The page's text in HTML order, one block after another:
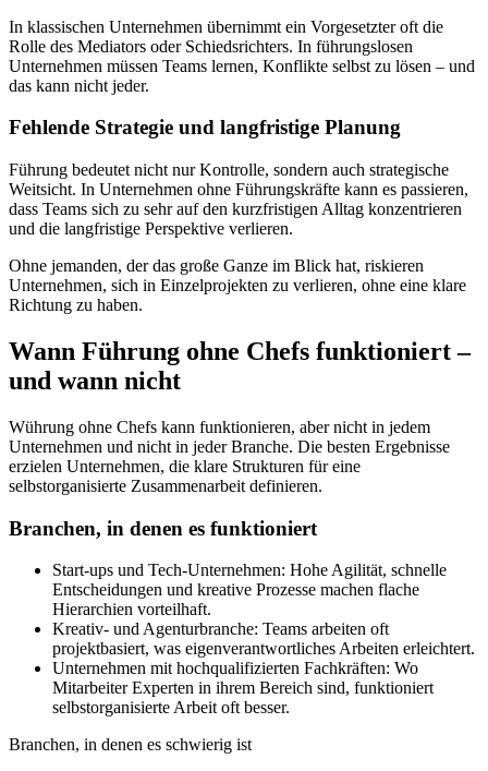
In klassischen Unternehmen übernimmt ein Vorgesetzter oft die
Rolle des Mediators oder Schiedsrichters. In führungslosen
Unternehmen müssen Teams lernen, Konflikte selbst zu lösen – und
das kann nicht jeder.
Fehlende Strategie und langfristige Planung
Führung bedeutet nicht nur Kontrolle, sondern auch strategische
Weitsicht. In Unternehmen ohne Führungskräfte kann es passieren,
dass Teams sich zu sehr auf den kurzfristigen Alltag konzentrieren
und die langfristige Perspektive verlieren.
Ohne jemanden, der das große Ganze im Blick hat, riskieren
Unternehmen, sich in Einzelprojekten zu verlieren, ohne eine klare
Richtung zu haben.
Wann Führung ohne Chefs funktioniert –
und wann nicht
Wührung ohne Chefs kann funktionieren, aber nicht in jedem
Unternehmen und nicht in jeder Branche. Die besten Ergebnisse
erzielen Unternehmen, die klare Strukturen für eine
selbstorganisierte Zusammenarbeit definieren.
Branchen, in denen es funktioniert
Start-ups und Tech-Unternehmen: Hohe Agilität, schnelle
Entscheidungen und kreative Prozesse machen flache
Hierarchien vorteilhaft.
Kreativ- und Agenturbranche: Teams arbeiten oft
projektbasiert, was eigenverantwortliches Arbeiten erleichtert.
Unternehmen mit hochqualifizierten Fachkräften: Wo
Mitarbeiter Experten in ihrem Bereich sind, funktioniert
selbstorganisierte Arbeit oft besser.
Branchen, in denen es schwierig ist